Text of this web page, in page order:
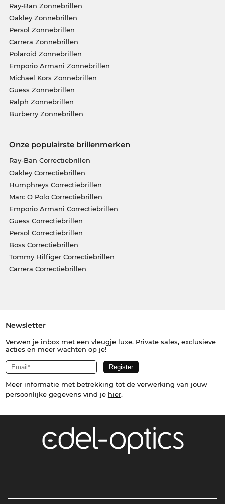
Ray-Ban Zonnebrillen
Oakley Zonnebrillen
Persol Zonnebrillen
Carrera Zonnebrillen
Polaroid Zonnebrillen
Emporio Armani Zonnebrillen
Michael Kors Zonnebrillen
Guess Zonnebrillen
Ralph Zonnebrillen
Burberry Zonnebrillen
Onze populairste brillenmerken
Ray-Ban Correctiebrillen
Oakley Correctiebrillen
Humphreys Correctiebrillen
Marc O Polo Correctiebrillen
Emporio Armani Correctiebrillen
Guess Correctiebrillen
Persol Correctiebrillen
Boss Correctiebrillen
Tommy Hilfiger Correctiebrillen
Carrera Correctiebrillen
Newsletter
Verwen je inbox met een vleugje luxe. Private sales, exclusieve
acties en meer wachten op je!
Meer informatie met betrekking tot de verwerking van jouw
persoonlijke gegevens vind je hier.